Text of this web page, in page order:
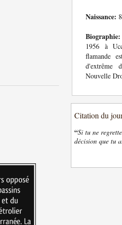
Naissance:
Biographie:
1956 à
flamande
d'extrême
Nouvelle
Citation du
“Si tu ne
décision que tu